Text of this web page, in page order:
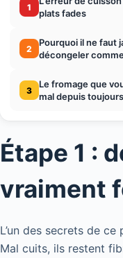
1
plats fades
2
Pourquoi il ne faut
décongeler
3
Le fromage que
mal depuis toujours
Étape 1 :
vraiment
L’un des secrets de
Mal cuits, ils restent